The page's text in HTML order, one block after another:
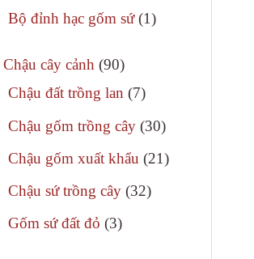
sản
Bộ đỉnh hạc gốm sứ 11
Chậu cây cảnh 9090
sản
Chậu đất trồng lan 77
phẩm
Chậu gốm trồng cây 3030
phẩm
Chậu gốm xuất khẩu 2121
Chậu sứ trồng cây 3232
Gốm sứ đất đỏ 33